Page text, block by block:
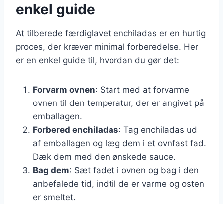
enkel guide
At tilberede færdiglavet enchiladas er en hurtig
proces, der kræver minimal forberedelse. Her
er en enkel guide til, hvordan du gør det:
Forvarm ovnen: Start med at forvarme
ovnen til den temperatur, der er angivet på
emballagen.
Forbered enchiladas: Tag enchiladas ud
af emballagen og læg dem i et ovnfast fad.
Dæk dem med den ønskede sauce.
Bag dem: Sæt fadet i ovnen og bag i den
anbefalede tid, indtil de er varme og osten
er smeltet.